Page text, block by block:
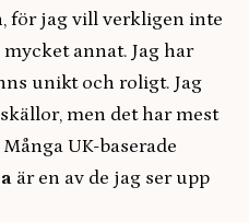
för jag vill verkligen inte
annat. Jag har
unikt och roligt. Jag
men det har mest
UK-baserade
är en av de jag ser upp